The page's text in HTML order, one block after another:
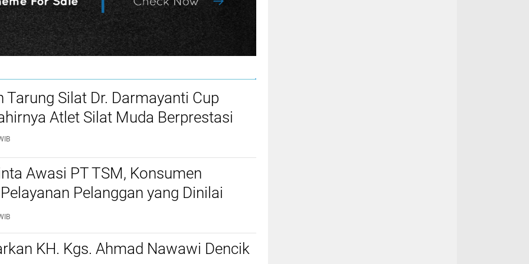
Tarung Silat Dr. Darmayanti Cup
Atlet Silat Muda Berprestasi
Awasi PT TSM, Konsumen
Pelanggan yang Dinilai
KH. Kgs. Ahmad Nawawi Dencik